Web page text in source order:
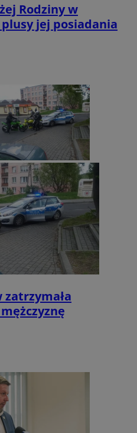
Rodziny w
plusy jej posiadania